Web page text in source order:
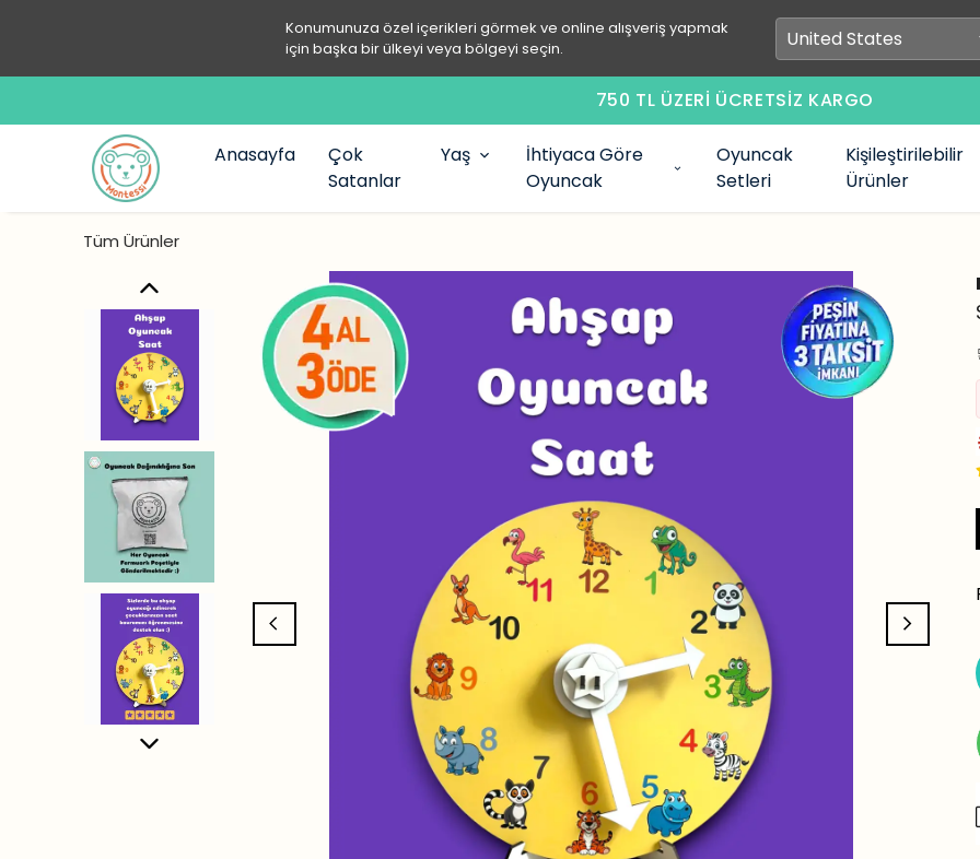
Konumunuza özel içerikleri görmek ve online alışveriş yapmak
için başka bir ülkeyi veya bölgeyi seçin.
750 TL ÜZERİ ÜCRETSİZ KARGO
Anasayfa
Çok
Satanlar
Yaş
İhtiyaca Göre
Oyuncak
Oyuncak
Setleri
Kişileştirilebilir
Ürünler
Tüm Ürünler